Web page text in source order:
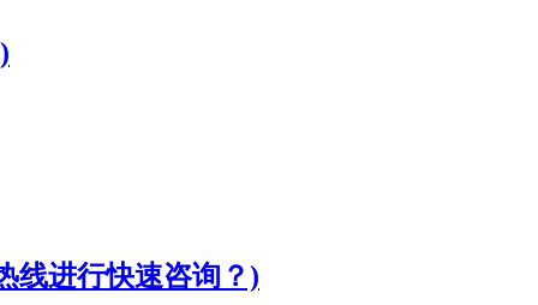
线进行快速咨询？)